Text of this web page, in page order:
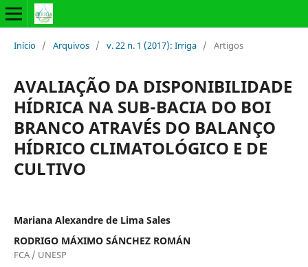
Início / Arquivos / v. 22 n. 1 (2017): Irriga / Artigos
AVALIAÇÃO DA DISPONIBILIDADE
HÍDRICA NA SUB-BACIA DO BOI
BRANCO ATRAVÉS DO BALANÇO
HÍDRICO CLIMATOLÓGICO E DE
CULTIVO
Mariana Alexandre de Lima Sales
RODRIGO MÁXIMO SÁNCHEZ ROMÁN
FCA / UNESP